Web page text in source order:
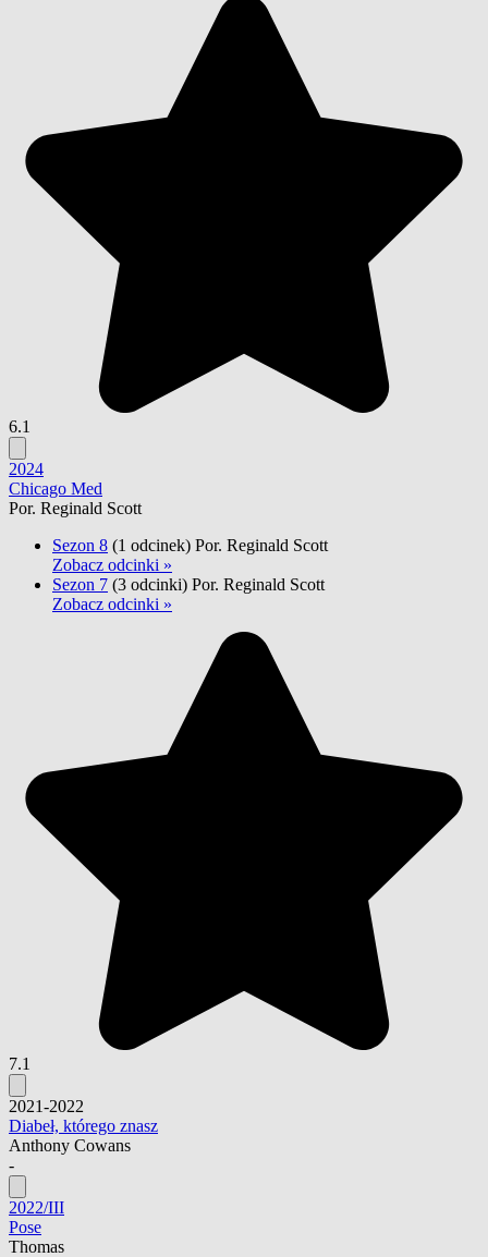
6.1
2024
Chicago Med
Por. Reginald Scott
Sezon 8 (1 odcinek) Por. Reginald Scott
Zobacz odcinki »
Sezon 7 (3 odcinki) Por. Reginald Scott
Zobacz odcinki »
7.1
2021-2022
Diabeł, którego znasz
Anthony Cowans
-
2022/III
Pose
Thomas